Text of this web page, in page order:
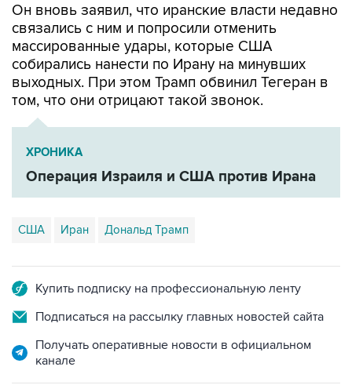
Он вновь заявил, что иранские власти недавно
связались с ним и попросили отменить
массированные удары, которые США
собирались нанести по Ирану на минувших
выходных. При этом Трамп обвинил Тегеран в
том, что они отрицают такой звонок.
ХРОНИКА
Операция Израиля и США против Ирана
США Иран Дональд Трамп
Купить подписку на профессиональную ленту
Подписаться на рассылку главных новостей сайта
Получать оперативные новости в официальном
канале